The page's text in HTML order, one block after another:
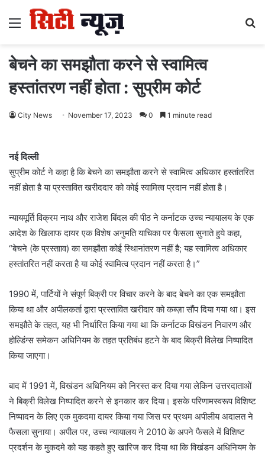
Menu
बेचने का समझाैता करने से स्वामित्व
हस्तांतरण नहीं होता : सुप्रीम कोर्ट
City News November 17, 2023 0 1 minute read
नई दिल्ली
सुप्रीम कोर्ट ने कहा है कि बेचने का समझौता करने से स्वामित्व अधिकार हस्तांतरित
नहीं होता है या प्रस्तावित खरीददार को कोई स्वामित्व प्रदान नहीं होता है।
न्यायमूर्ति विक्रम नाथ और राजेश बिंदल की पीठ ने कर्नाटक उच्च न्यायालय के एक
आदेश के खिलाफ दायर एक विशेष अनुमति याचिका पर फैसला सुनाते हुये कहा,
“बेचने (के प्रस्तााव) का समझौता कोई स्थािनांतरण नहीं है; यह स्वामित्व अधिकार
हस्तांतरित नहीं करता है या कोई स्वामित्व प्रदान नहीं करता है।”
1990 में, पार्टियों ने संपूर्ण बिक्री पर विचार करने के बाद बेचने का एक समझौता
किया था और अपीलकर्ता द्वारा प्रस्तावित खरीदार को कब्ज़ा सौंप दिया गया था। इस
समझौते के तहत, यह भी निर्धारित किया गया था कि कर्नाटक विखंडन निवारण और
होल्डिंग्स समेकन अधिनियम के तहत प्रतिबंध हटने के बाद बिक्री विलेख निष्पादित
किया जाएगा।
बाद में 1991 में, विखंडन अधिनियम को निरस्त कर दिया गया लेकिन उत्तरदाताओं
ने बिक्री विलेख निष्पादित करने से इनकार कर दिया। इसके परिणामस्वरूप विशिष्ट
निष्पादन के लिए एक मुकदमा दायर किया गया जिस पर प्रथम अपीलीय अदालत ने
फैसला सुनाया। अपील पर, उच्च न्यायालय ने 2010 के अपने फैसले में विशिष्ट
प्रदर्शन के मुकदमे को यह कहते हुए खारिज कर दिया था कि विखंडन अधिनियम के